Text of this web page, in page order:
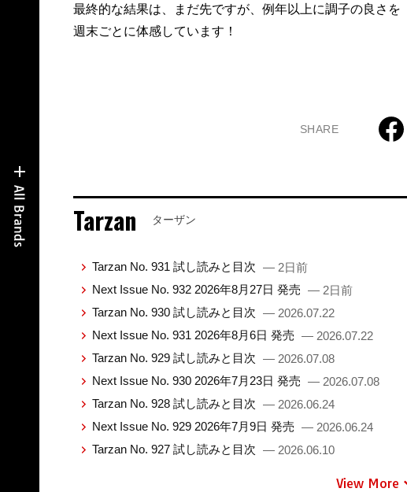
最終的な結果は、まだ先ですが、例年以上に調子の良さを
週末ごとに体感しています！
SHARE
Tarzan ターザン
Tarzan No. 931 試し読みと目次 — 2日前
Next Issue No. 932 2026年8月27日 発売 — 2日前
Tarzan No. 930 試し読みと目次 — 2026.07.22
Next Issue No. 931 2026年8月6日 発売 — 2026.07.22
Tarzan No. 929 試し読みと目次 — 2026.07.08
Next Issue No. 930 2026年7月23日 発売 — 2026.07.08
Tarzan No. 928 試し読みと目次 — 2026.06.24
Next Issue No. 929 2026年7月9日 発売 — 2026.06.24
Tarzan No. 927 試し読みと目次 — 2026.06.10
View More